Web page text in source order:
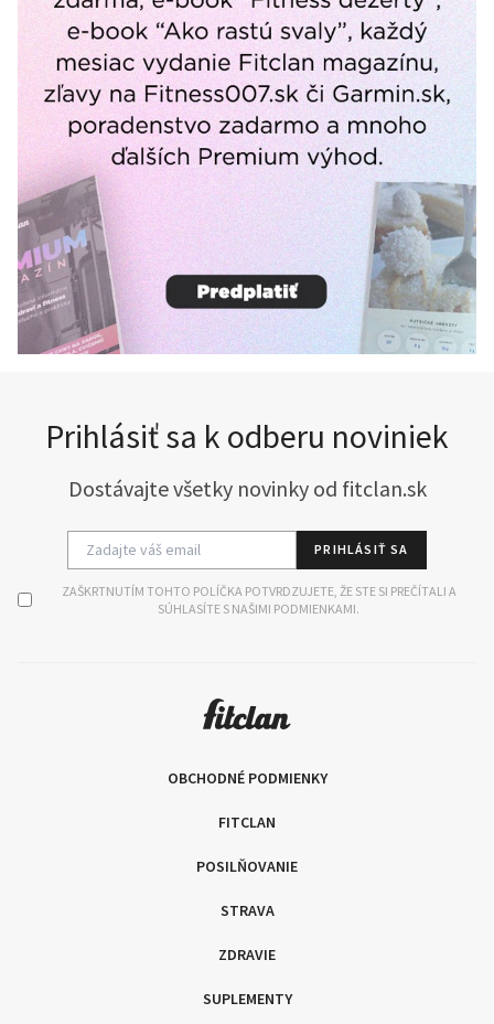
Prihlásiť sa k odberu noviniek
Dostávajte všetky novinky od fitclan.sk
PRIHLÁSIŤ SA
ZAŠKRTNUTÍM TOHTO POLÍČKA POTVRDZUJETE, ŽE STE SI PREČÍTALI A
SÚHLASÍTE S NAŠIMI PODMIENKAMI.
OBCHODNÉ PODMIENKY
FITCLAN
POSILŇOVANIE
STRAVA
ZDRAVIE
SUPLEMENTY